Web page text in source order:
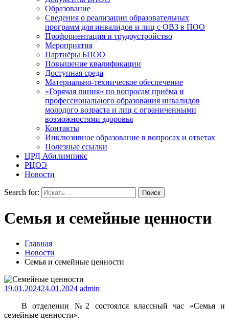
Образование
Сведения о реализации образовательных
программ для инвалидов и лиц с ОВЗ в ПОО
Профориентация и трудоустройство
Мероприятия
Партнёры БПОО
Повышение квалификации
Доступная среда
Материально-техническое обеспечение
«Горячая линия» по вопросам приёма и
профессионального образования инвалидов
молодого возраста и лиц с ограниченными
возможностями здоровья
Контакты
Инклюзивное образование в вопросах и ответах
Полезные ссылки
ЦРД Абилимпикс
РЦОЭ
Новости
Search for:
Семья и семейные ценности
Главная
Новости
Семья и семейные ценности
19.01.202424.01.2024 admin
В отделении №2 состоялся классный час «Семья и
семейные ценности».